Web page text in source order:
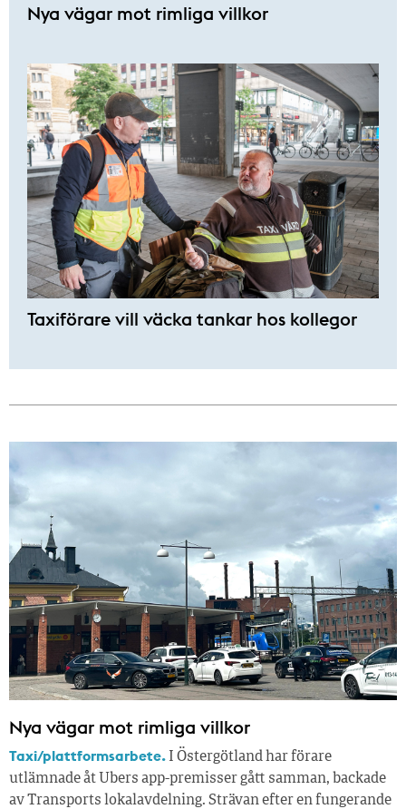
Nya vägar mot rimliga villkor
Taxiförare vill väcka tankar hos kollegor
Nya vägar mot rimliga villkor
Taxi/plattformsarbete. I Östergötland har förare
utlämnade åt Ubers app-premisser gått samman, backade
av Transports lokalavdelning. Strävan efter en fungerande